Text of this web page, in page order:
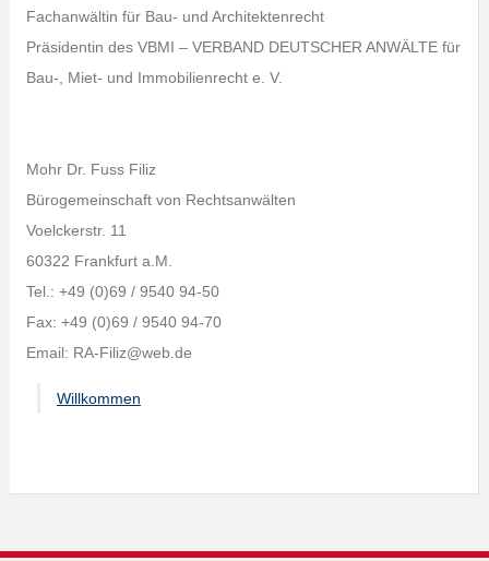
Fachanwältin für Bau- und Architektenrecht
Präsidentin des VBMI – VERBAND DEUTSCHER ANWÄLTE für
Bau-, Miet- und Immobilienrecht e. V.
Mohr Dr. Fuss Filiz
Bürogemeinschaft von Rechtsanwälten
Voelckerstr. 11
60322 Frankfurt a.M.
Tel.: +49 (0)69 / 9540 94-50
Fax: +49 (0)69 / 9540 94-70
Email: RA-Filiz@web.de
Willkommen